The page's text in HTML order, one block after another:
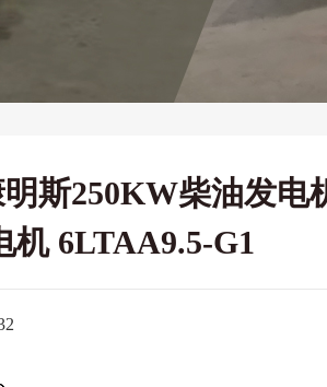
斯250KW柴油发电
机 6LTAA9.5-G1